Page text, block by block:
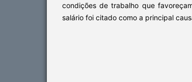
condições de trabalho que
salário foi citado como a principal